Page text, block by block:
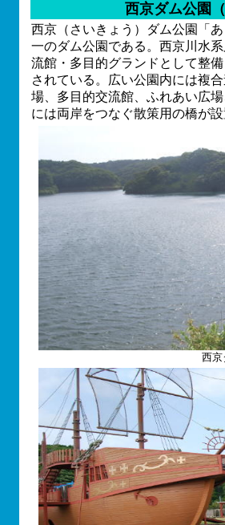
西京ダム公園
西京（さいきょう）ダム公園「
一のダム公園である。西京川水
流館・多目的グランドとして整
されている。広い公園内には複
場、多目的交流館、ふれあい広
には両岸をつなぐ散策用の橋が
西京